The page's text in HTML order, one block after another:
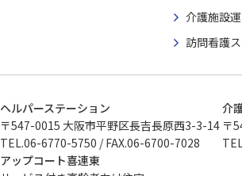
介護施設
訪問看護
ヘルパーステーション
〒547-0015 大阪市平野区長吉長原西3-3-14
TEL.06-6770-5750 / FAX.06-6700-7028
介
〒
アップコート喜連東